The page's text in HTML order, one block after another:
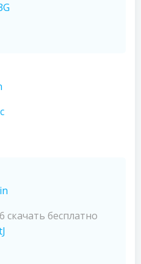
скачать бесплатно